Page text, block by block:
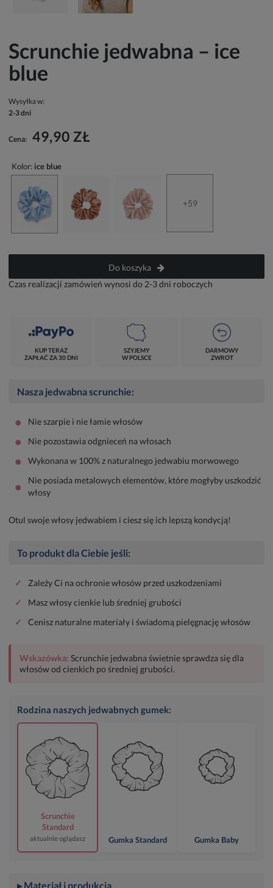
Scrunchie jedwabna – ice
blue
Wysyłka w:
2-3 dni
Cena: 49,90 ZŁ
Kolor: ice blue
+59
Do koszyka
Czas realizacji zamówień wynosi do 2-3 dni roboczych
KUP TERAZ
ZAPŁAĆ ZA 30 DNI
SZYJEMY
W POLSCE
DARMOWY
ZWROT
Nasza jedwabna scrunchie:
• Nie szarpie i nie łamie włosów
• Nie pozostawia odgnieceń na włosach
• Wykonana w 100% z naturalnego jedwabiu morwowego
•
Nie posiada metalowych elementów, które mogłyby uszkodzić
włosy
Otul swoje włosy jedwabiem i ciesz się ich lepszą kondycją!
To produkt dla Ciebie jeśli:
✓
Zależy Ci na ochronie włosów przed uszkodzeniami
✓
Masz włosy cienkie lub średniej grubości
✓
Cenisz naturalne materiały i świadomą pielęgnację włosów
Wskazówka: Scrunchie jedwabna świetnie sprawdza się dla
włosów od cienkich po średniej grubości.
Rodzina naszych jedwabnych gumek:
Scrunchie
Standard
aktualnie oglądasz Gumka Standard Gumka Baby
▸ Materiał i produkcja